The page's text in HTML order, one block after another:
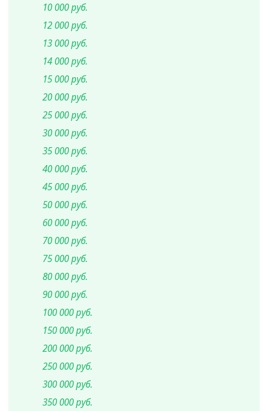
10 000 руб.
12 000 руб.
13 000 руб.
14 000 руб.
15 000 руб.
20 000 руб.
25 000 руб.
30 000 руб.
35 000 руб.
40 000 руб.
45 000 руб.
50 000 руб.
60 000 руб.
70 000 руб.
75 000 руб.
80 000 руб.
90 000 руб.
100 000 руб.
150 000 руб.
200 000 руб.
250 000 руб.
300 000 руб.
350 000 руб.